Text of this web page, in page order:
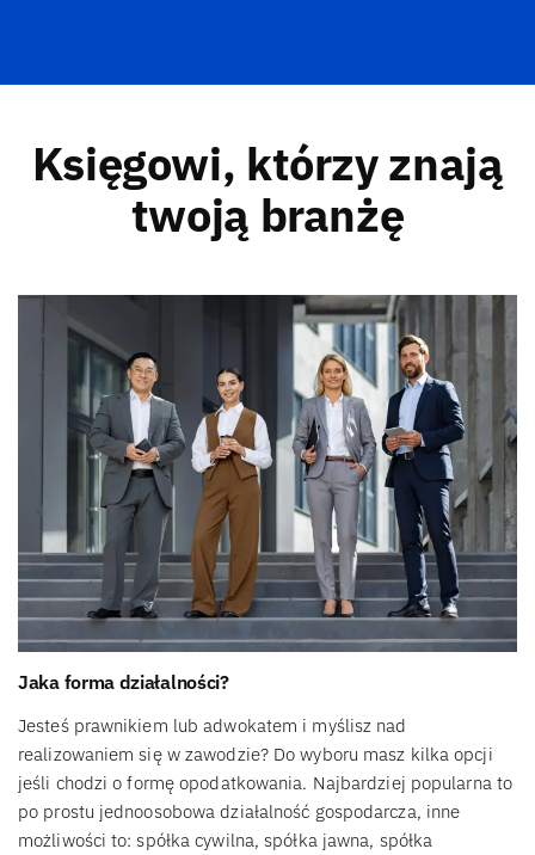
Księgowi, którzy znają
twoją branżę
Jaka forma działalności?
Jesteś prawnikiem lub adwokatem i myślisz nad
realizowaniem się w zawodzie? Do wyboru masz kilka opcji
jeśli chodzi o formę opodatkowania. Najbardziej popularna to
po prostu jednoosobowa działalność gospodarcza, inne
możliwości to: spółka cywilna, spółka jawna, spółka